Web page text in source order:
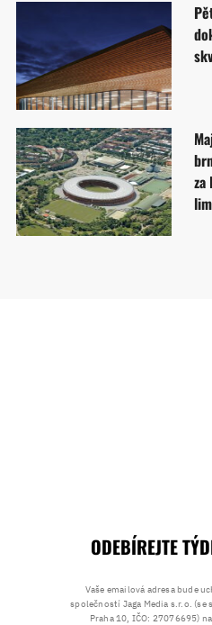
za
ODEBÍREJTE
Vaše emailová adresa bude
společností Jaga Media s.r.o. (se
Praha 10, IČO: 27076695)